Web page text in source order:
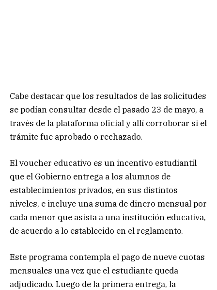
Cabe destacar que los resultados de las solicitudes
se podían consultar desde el pasado 23 de mayo, a
través de la plataforma oficial y allí corroborar si el
trámite fue aprobado o rechazado.
El voucher educativo es un incentivo estudiantil
que el Gobierno entrega a los alumnos de
establecimientos privados, en sus distintos
niveles, e incluye una suma de dinero mensual por
cada menor que asista a una institución educativa,
de acuerdo a lo establecido en el reglamento.
Este programa contempla el pago de nueve cuotas
mensuales una vez que el estudiante queda
adjudicado. Luego de la primera entrega, la